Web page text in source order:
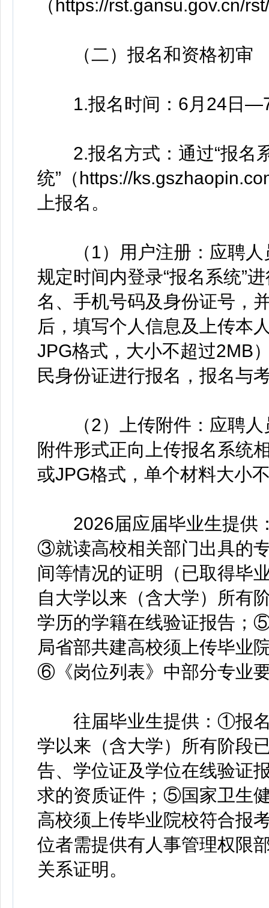
（https://rst.gansu.gov.cn/
（二）报名和资格初审
1.报名时间：6月24日—7
2.报名方式：通过“报名
统”（https://
上报名。
（1）用户注册：应聘人
规定时间内登录“报名系统”
名、手机号码及身份证号，
后，填写个人信息及上传本
JPG格式，大小不超过2MB
民身份证进行报名，报名与
（2）上传附件：应聘人
附件形式正向上传报名系统
或JPG格式，单个材料大小
2026届应届毕业生提供
③就读高校相关部门出具的
间等情况的证明（已取得毕
自大学以来（含大学）所有
学历的学籍在线验证报告；
局省部共建高校须上传毕业
⑥《岗位列表》中部分专业
往届毕业生提供：①报名
学以来（含大学）所有阶段
告、学位证及学位在线验证
求的资质证件；⑤国家卫生
高校须上传毕业院校符合报
位者需提供有人事管理权限
关系证明。